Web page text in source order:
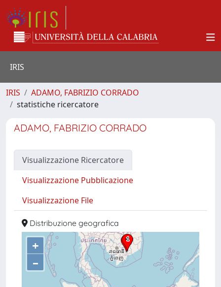
IRIS
IRIS
ADAMO, FABRIZIO CORRADO
statistiche ricercatore
ADAMO, FABRIZIO CORRADO
Visualizzazione Ricercatore
Visualizzazione Pubblicazione
Visualizzazione File
Distribuzione geografica
+
–